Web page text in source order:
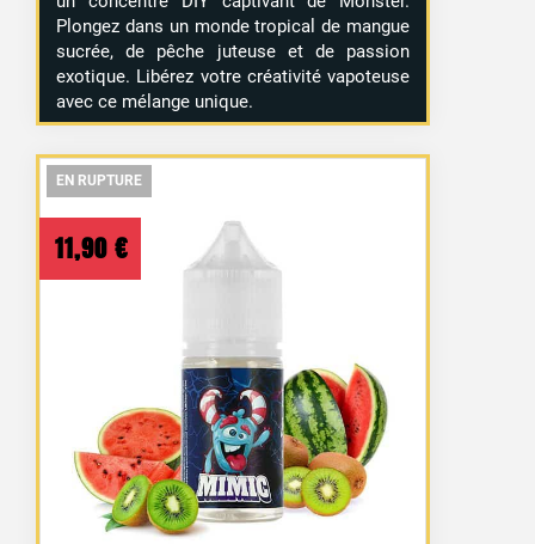
Plongez dans un monde tropical de mangue
sucrée, de pêche juteuse et de passion
exotique. Libérez votre créativité vapoteuse
avec ce mélange unique.
EN RUPTURE
EN RUPTURE
11,90 €
EN RUPTURE